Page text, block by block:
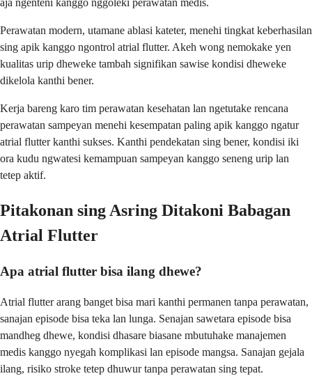
Perawatan modern, utamane ablasi kateter, menehi tingkat keberhasilan
sing apik kanggo ngontrol atrial flutter. Akeh wong nemokake yen
kualitas urip dheweke tambah signifikan sawise kondisi dheweke
dikelola kanthi bener.
Kerja bareng karo tim perawatan kesehatan lan ngetutake rencana
perawatan sampeyan menehi kesempatan paling apik kanggo ngatur
atrial flutter kanthi sukses. Kanthi pendekatan sing bener, kondisi iki
ora kudu ngwatesi kemampuan sampeyan kanggo seneng urip lan
tetep aktif.
Pitakonan sing Asring Ditakoni Babagan
Atrial Flutter
Apa atrial flutter bisa ilang dhewe?
Atrial flutter arang banget bisa mari kanthi permanen tanpa perawatan,
sanajan episode bisa teka lan lunga. Senajan sawetara episode bisa
mandheg dhewe, kondisi dhasare biasane mbutuhake manajemen
medis kanggo nyegah komplikasi lan episode mangsa. Sanajan gejala
ilang, risiko stroke tetep dhuwur tanpa perawatan sing tepat.